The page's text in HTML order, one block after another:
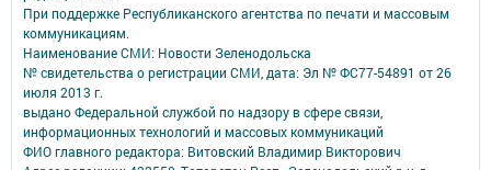
При поддержке Республиканского агентства по печати и массовым
коммуникациям.
Наименование СМИ: Новости Зеленодольска
№ свидетельства о регистрации СМИ, дата: Эл № ФС77-54891 от 26
июля 2013 г.
выдано Федеральной службой по надзору в сфере связи,
информационных технологий и массовых коммуникаций
ФИО главного редактора: Витовский Владимир Викторович